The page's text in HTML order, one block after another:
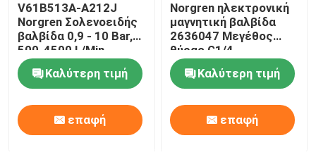
V61B513A-A212J
Norgren Σολενοειδής
βαλβίδα 0,9 - 10 Bar,
500-4500 L/Min
Καλύτερη τιμή
επαφή
Norgren ηλεκτρονική
μαγνητική βαλβίδα
2636047 Μεγέθος
θύρας G1/4
Λειτουργία 5/2
Καλύτερη τιμή
επαφή